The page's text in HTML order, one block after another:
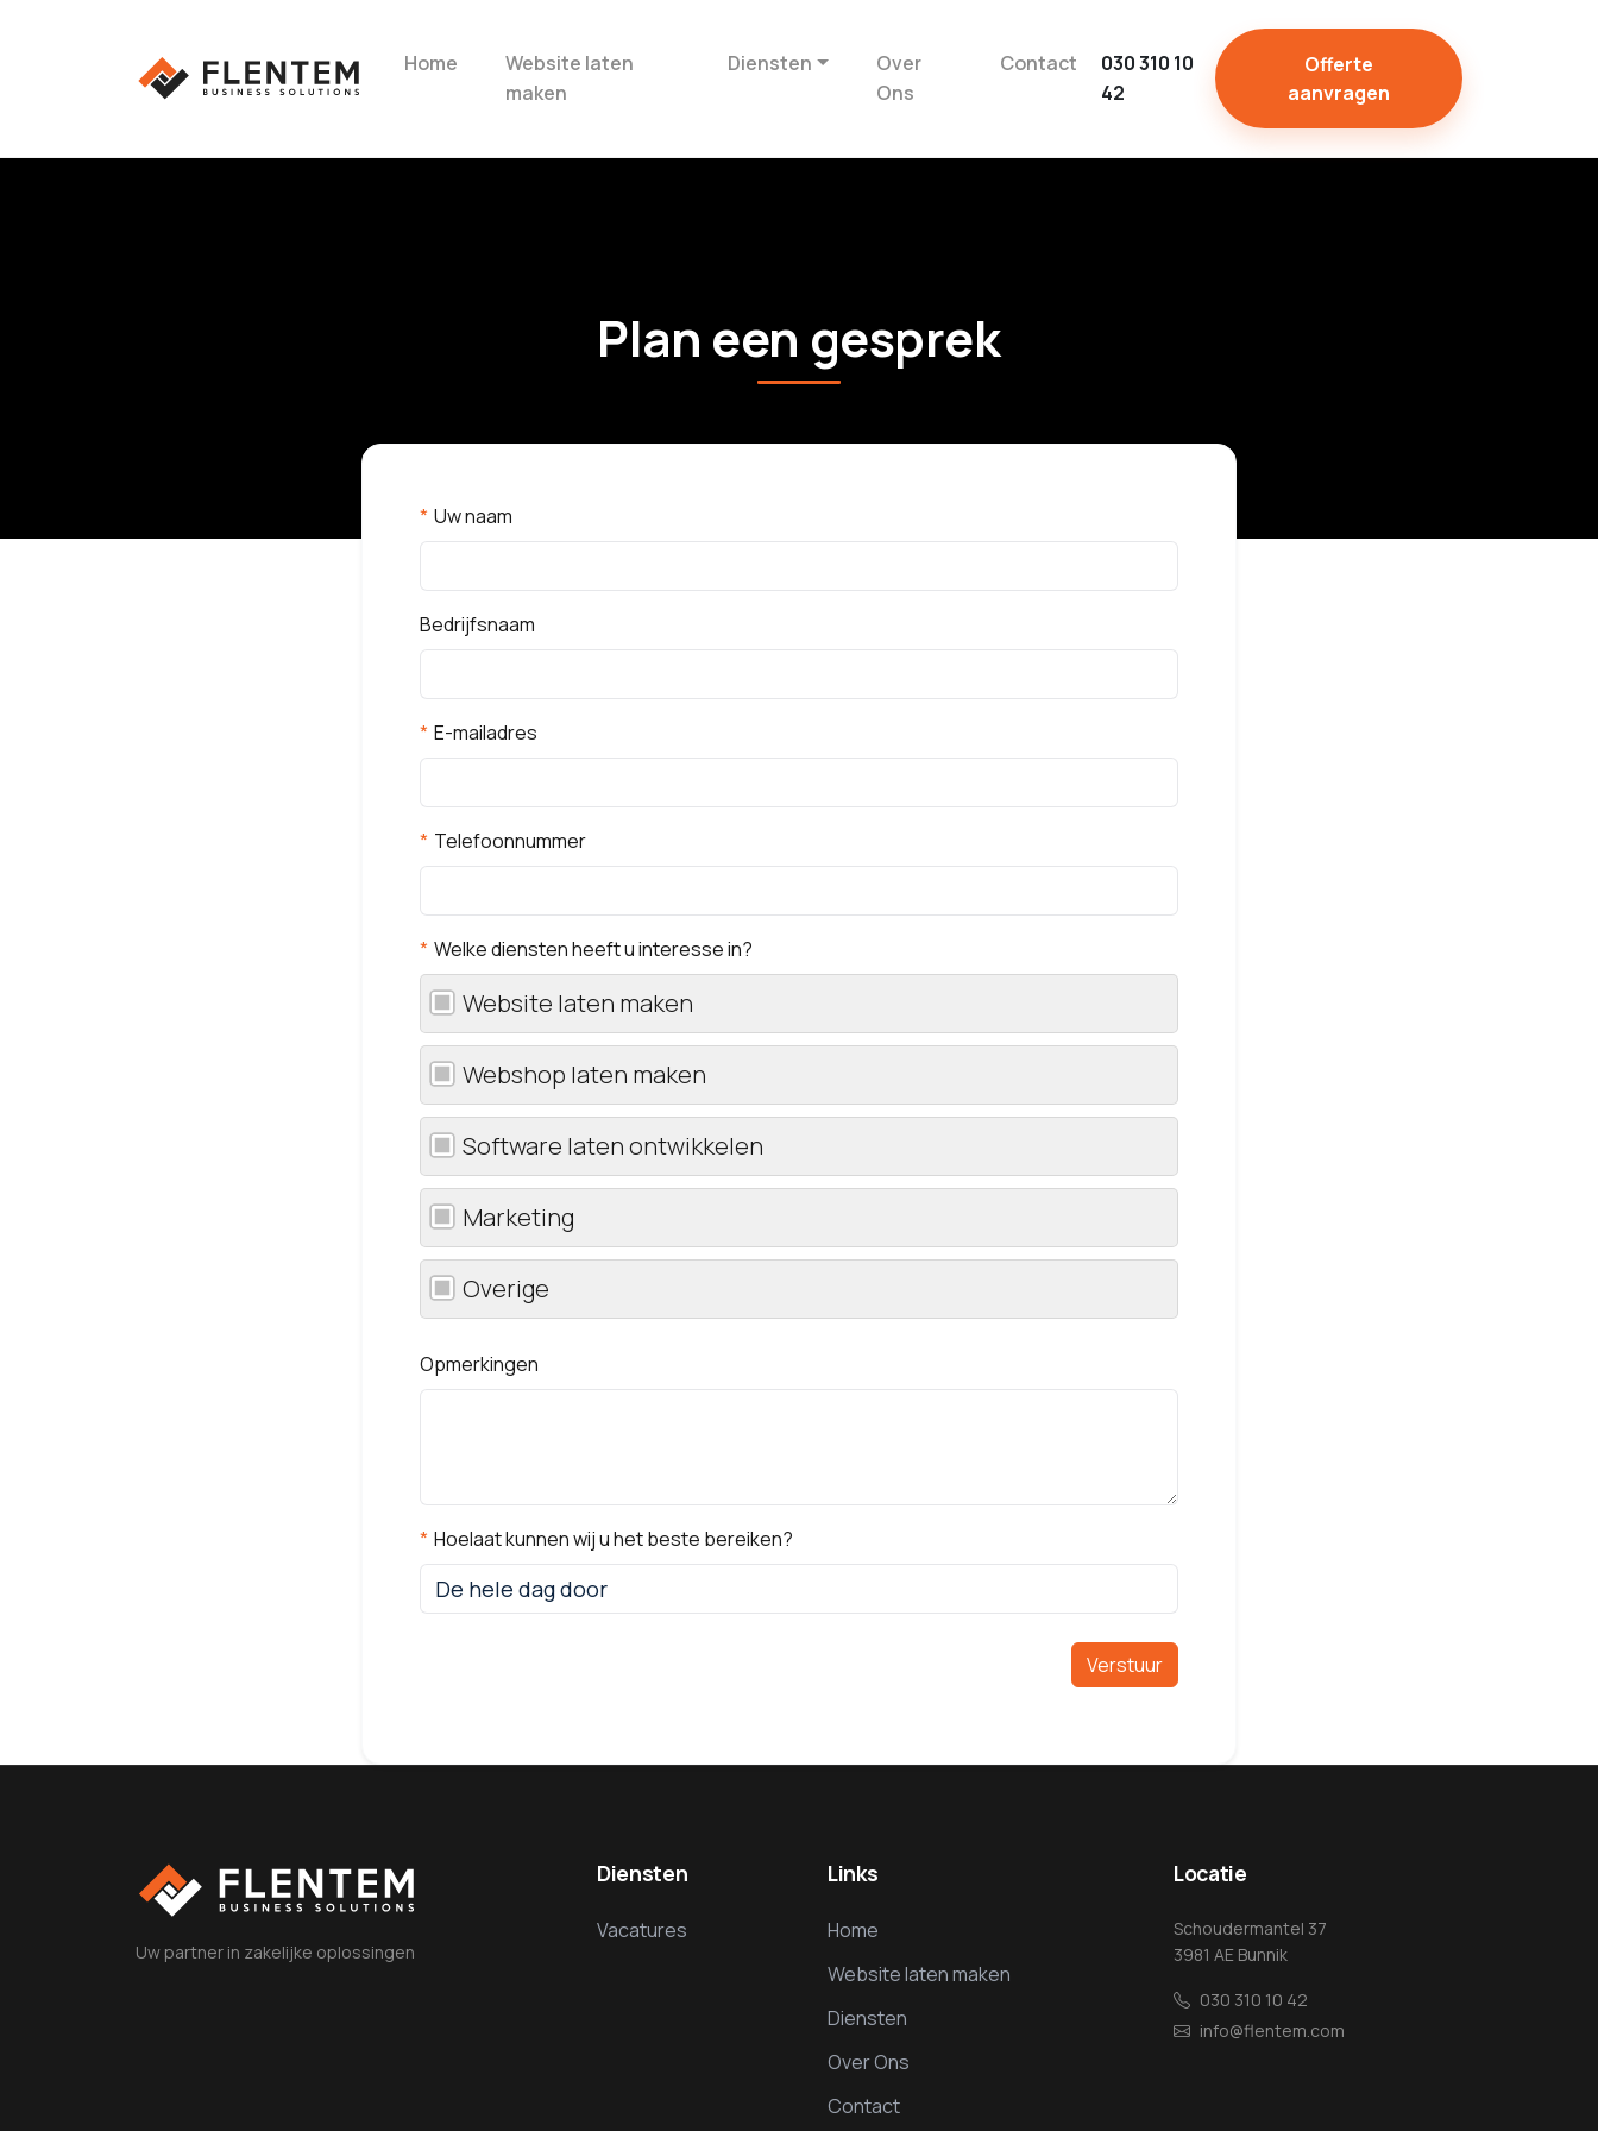
Home
Website laten
maken
Diensten
Over
Ons
Contact
030 310 10
42
Offerte
aanvragen
Plan een gesprek
Uw naam
Bedrijfsnaam
E-mailadres
Telefoonnummer
Welke diensten heeft u interesse in?
Website laten maken
Webshop laten maken
Software laten ontwikkelen
Marketing
Overige
Opmerkingen
Hoelaat kunnen wij u het beste bereiken?
Verstuur
Uw partner in zakelijke oplossingen
Diensten
Vacatures
Links
Home
Website laten maken
Diensten
Over Ons
Contact
Locatie
Schoudermantel 37
3981 AE Bunnik
030 310 10 42
info@flentem.com